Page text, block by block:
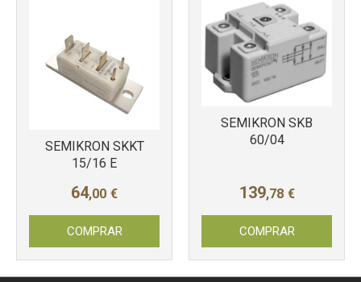
SEMIKRON SKKT
15/16 E
64,00 €
COMPRAR
SEMIKRON SKB
60/04
139,78 €
COMPRAR